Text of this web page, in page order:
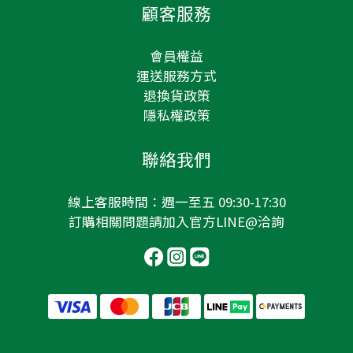
顧客服務
會員權益
運送服務方式
退換貨政策
隱私權政策
聯絡我們
線上客服時間：週一至五 09:30-17:30
訂購相關問題請加入官方LINE@洽詢